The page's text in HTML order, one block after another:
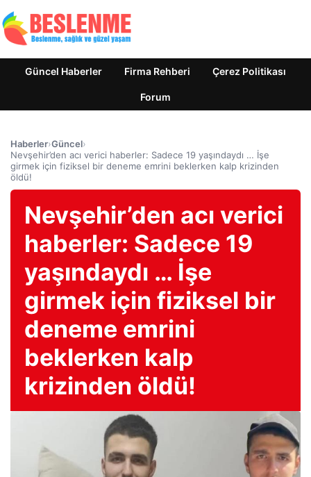
Güncel Haberler Firma Rehberi Çerez Politikası
Forum
Haberler›Güncel›
Nevşehir’den acı verici haberler: Sadece 19 yaşındaydı … İşe
girmek için fiziksel bir deneme emrini beklerken kalp krizinden
öldü!
Nevşehir’den acı verici
haberler: Sadece 19
yaşındaydı … İşe
girmek için fiziksel bir
deneme emrini
beklerken kalp
krizinden öldü!